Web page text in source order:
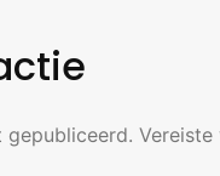
Vereiste